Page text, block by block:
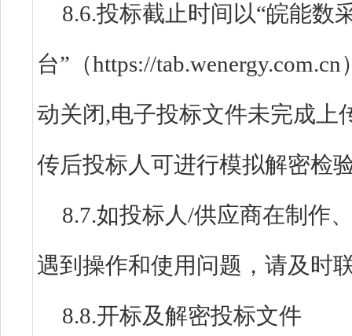
8.6.投标截止时间以“皖能数
台”（https://
动关闭,电子投标文件未完成上
传后投标人可进行模拟解密检
8.7.如投标人/供应商在制作
遇到操作和使用问题，请及时
8.8.开标及解密投标文件